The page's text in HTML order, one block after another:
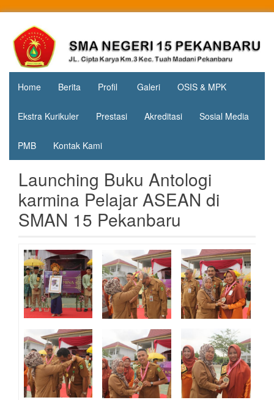
contentSMA
Negeri 15
Pekanbaru
Jl. Cipta
Karya
KM.3, Kec.
Tuah
Madani,
Home Berita Profil Galeri OSIS & MPK
Ekstra Kurikuler Prestasi Akreditasi Sosial Media
PMB Kontak Kami
Launching Buku Antologi
karmina Pelajar ASEAN di
SMAN 15 Pekanbaru